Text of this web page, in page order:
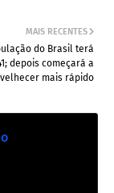
MAIS RECENTES
do Brasil terá
depois começará a
mais rápido